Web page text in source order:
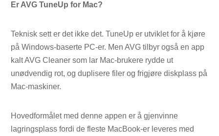
Er AVG TuneUp for Mac?
Teknisk sett er det ikke det. TuneUp er utviklet for å kjøre
på Windows-baserte PC-er. Men AVG tilbyr også en app
kalt AVG Cleaner som lar Mac-brukere rydde ut
unødvendig rot, og duplisere filer og frigjøre diskplass på
Mac-maskiner.
Hovedformålet med denne appen er å gjenvinne
lagringsplass fordi de fleste MacBook-er leveres med